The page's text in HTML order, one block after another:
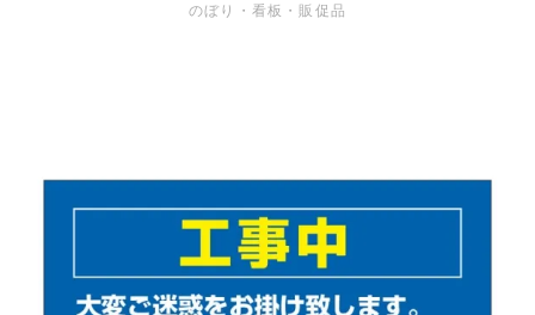
のぼり・看板・販促品